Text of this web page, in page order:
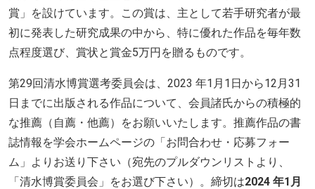
賞」を設けています。この賞は、主として若手研究者が最
初に発表した研究成果の中から、特に優れた作品を毎年数
点程度選び、賞状と賞金5万円を贈るものです。
第29回清水博賞選考委員会は、2023 年1月1日から12月31
日までに出版される作品について、会員諸氏からの積極的
な推薦（自薦・他薦）をお願いいたします。推薦作品の書
誌情報を学会ホームページの「お問合わせ・応募フォー
ム」よりお送り下さい（宛先のプルダウンリストより、
「清水博賞委員会」をお選び下さい）。締切は2024 年1月